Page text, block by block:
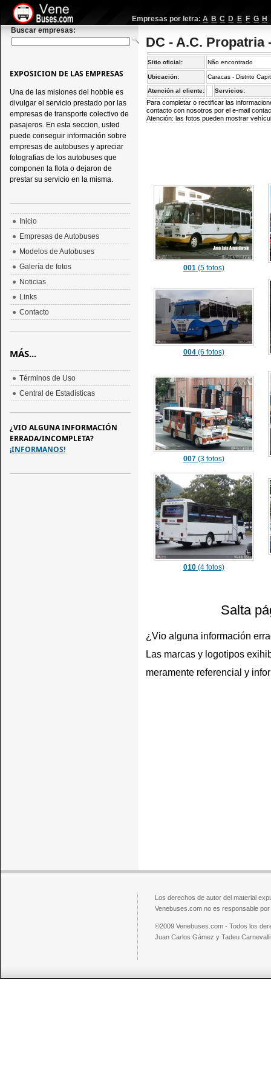
Empresas por letra: A B C D E F G H
Buscar empresas:
DC - A.C. Propatria
Sitio oficial: Não encontrado
Ubicación: Caracas - Distrito
Atención al cliente: Servicios:
Para completar o rectificar las
contacto con nosotros por el e-mail
Atención: las fotos pueden mostrar
001(5 fotos)
004(6 fotos)
007(3 fotos)
010(4 fotos)
Salta
¿Vio alguna información
Las marcas y logotipos
meramente referencial y
EXPOSICION DE LAS EMPRESAS
Una de las misiones del hobbie es
divulgar el servicio prestado por las
empresas de transporte colectivo de
pasajeros. En esta seccion, usted
puede conseguir información sobre
empresas de autobuses y apreciar
fotografias de los autobuses que
componen la flota o dejaron de
prestar su servicio en la misma.
Inicio
Empresas de Autobuses
Modelos de Autobuses
Galería de fotos
Noticias
Links
Contacto
MÁS...
Términos de Uso
Central de Estadísticas
¿VIO ALGUNA INFORMACIÓN
ERRADA/INCOMPLETA?
¡INFORMANOS!
Los derechos de autor del material
Venebuses.com no es responsable
©2009 Venebuses.com - Todos los
Juan Carlos Gámez y Tadeu Carnevalli